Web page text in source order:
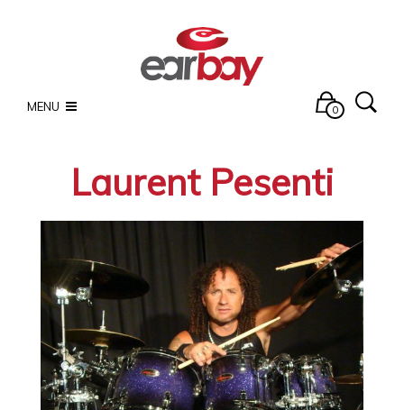
MENU 0
Laurent Pesenti